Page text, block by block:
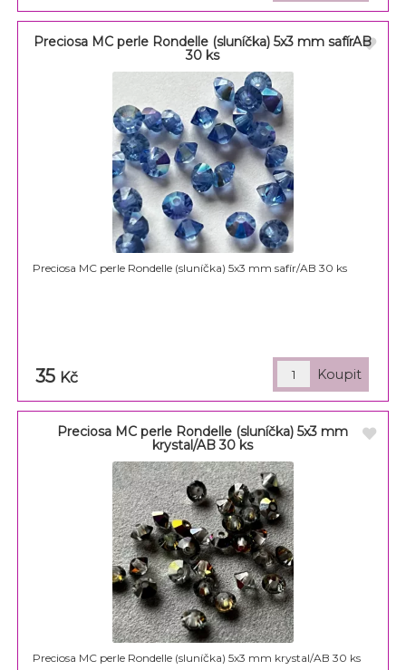
Preciosa MC perle Rondelle (sluníčka) 5x3 mm safírAB
30 ks
Preciosa MC perle Rondelle (sluníčka) 5x3 mm safír/AB 30 ks
35 Kč
Preciosa MC perle Rondelle (sluníčka) 5x3 mm
krystal/AB 30 ks
Preciosa MC perle Rondelle (sluníčka) 5x3 mm krystal/AB 30 ks